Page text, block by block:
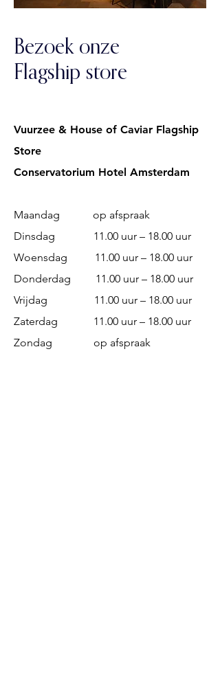
Bezoek onze
Flagship store
Vuurzee & House of Caviar Flagship
Store
Conservatorium Hotel Amsterdam
Maandag op afspraak
Dinsdag 11.00 uur – 18.00 uur
Woensdag 11.00 uur – 18.00 uur
Donderdag 11.00 uur – 18.00 uur
Vrijdag 11.00 uur – 18.00 uur
Zaterdag 11.00 uur – 18.00 uur
Zondag op afspraak